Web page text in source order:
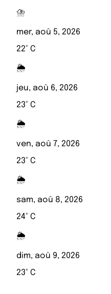
⛈️
mer, aoû 5, 2026
22° C
🌦️
jeu, aoû 6, 2026
23° C
🌦️
ven, aoû 7, 2026
23° C
🌦️
sam, aoû 8, 2026
24° C
🌦️
dim, aoû 9, 2026
23° C